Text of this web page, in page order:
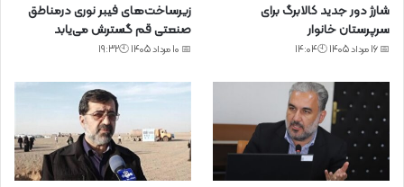
شارژ دور جدید کالابرگ برای
سرپرستان خانوار
📅 16 مرداد 1405 🕙14:04
زیرساخت‌های فیبر نوری درمناطق
صنعتی قم گسترش می‌یابد
📅 10 مرداد 1405 🕙19:32